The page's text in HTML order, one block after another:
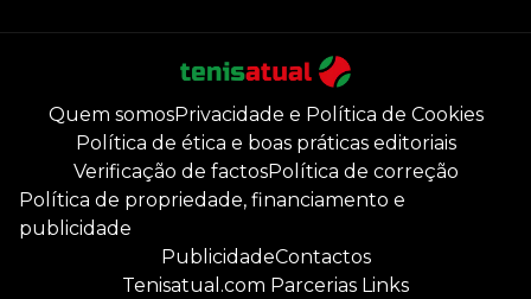
Quem somosPrivacidade e Política de Cookies
Política de ética e boas práticas editoriais
Verificação de factosPolítica de correção
Política de propriedade, financiamento e
publicidade
PublicidadeContactos
Tenisatual.com Parcerias Links